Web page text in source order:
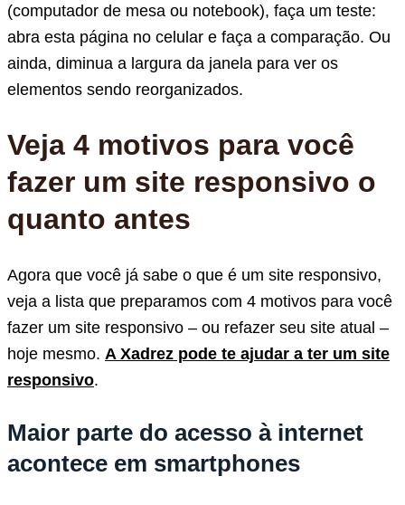
(computador de mesa ou notebook), faça um teste:
abra esta página no celular e faça a comparação. Ou
ainda, diminua a largura da janela para ver os
elementos sendo reorganizados.
Veja 4 motivos para você
fazer um site responsivo o
quanto antes
Agora que você já sabe o que é um site responsivo,
veja a lista que preparamos com 4 motivos para você
fazer um site responsivo – ou refazer seu site atual –
hoje mesmo. A Xadrez pode te ajudar a ter um site
responsivo.
Maior parte do acesso à internet
acontece em smartphones